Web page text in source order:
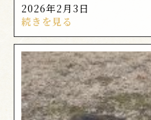
2026年2月3日
続きを見る